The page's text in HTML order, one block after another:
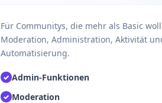
Für Communitys, die mehr als Basic
Moderation, Administration, Aktivität
Automatisierung.
✓ Admin-Funktionen
✓ Moderation